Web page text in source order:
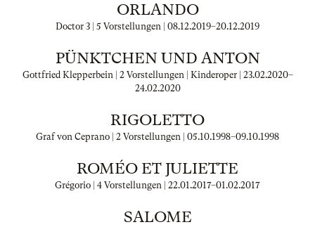
ORLANDO
Doctor 3 | 5 Vorstellungen | 08.12.2019–20.12.2019
PÜNKTCHEN UND ANTON
Gottfried Klepperbein | 2 Vorstellungen | Kinderoper | 23.02.2020–
24.02.2020
RIGOLETTO
Graf von Ceprano | 2 Vorstellungen | 05.10.1998–09.10.1998
ROMÉO ET JULIETTE
Grégorio | 4 Vorstellungen | 22.01.2017–01.02.2017
SALOME